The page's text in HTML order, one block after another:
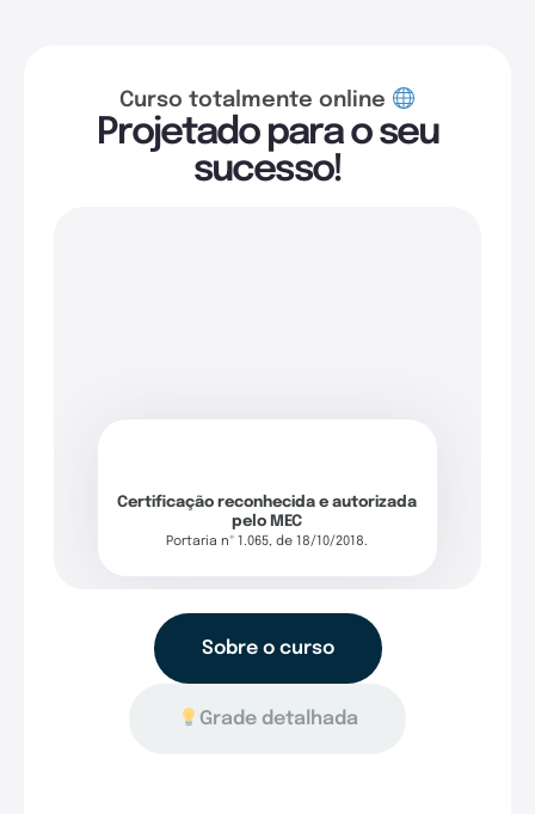
Curso totalmente online
Projetado para o seu
sucesso!
Certificação reconhecida e autorizada
pelo MEC
Portaria nº 1.065, de 18/10/2018.
Sobre o curso
Grade detalhada